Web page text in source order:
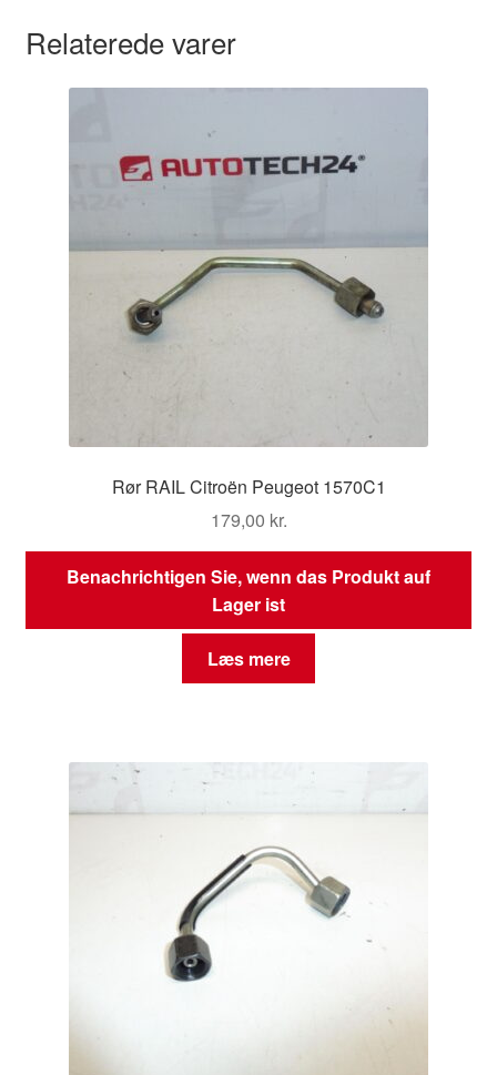
Relaterede varer
Rør RAIL Citroën Peugeot 1570C1
179,00 kr.
Benachrichtigen Sie, wenn das Produkt auf
Lager ist
Læs mere